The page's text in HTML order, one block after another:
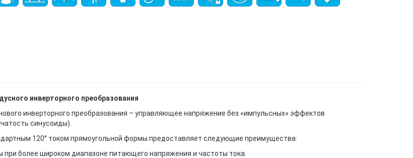
инверторного преобразования
инверторного преобразования – управляющее напряжение без «импульсных» эффектов
синусоиды).
120° током прямоугольной формы предоставляет следующие преимущества:
при более широком диапазоне питающего напряжения и частоты тока.